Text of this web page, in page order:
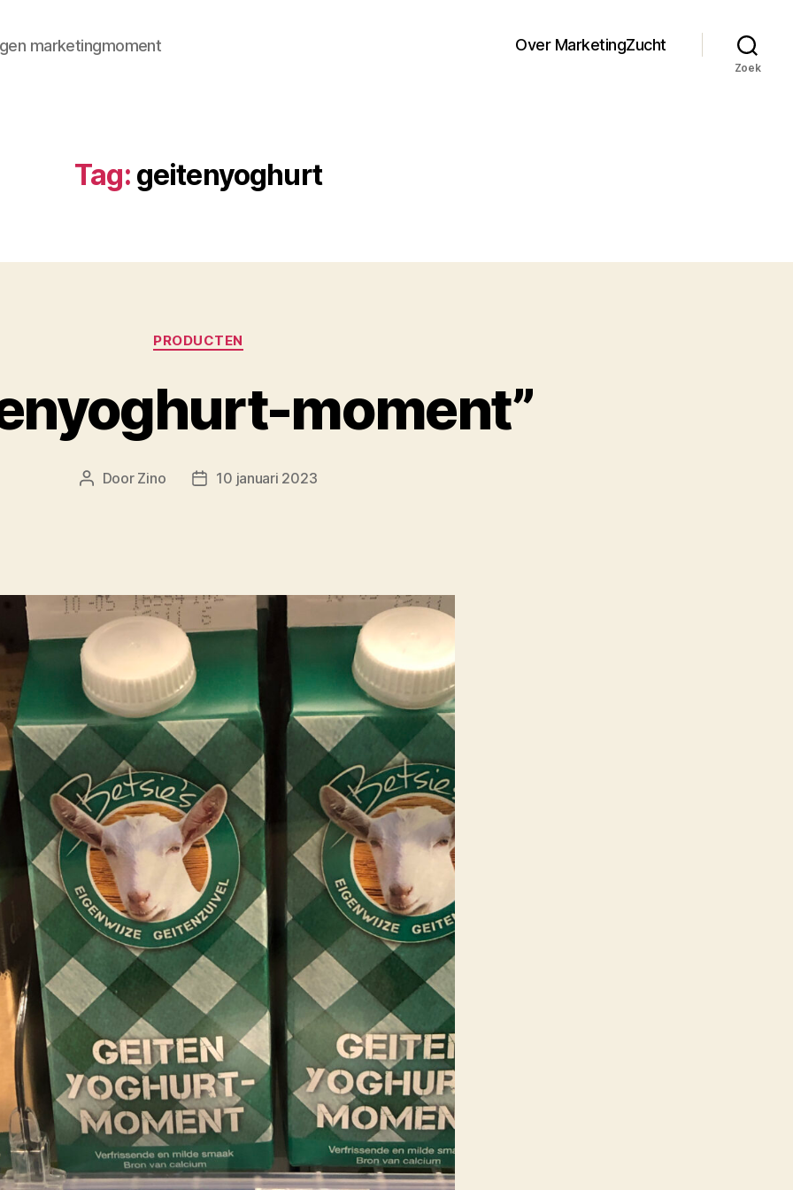
marketingmoment Over MarketingZucht
Zoek
Tag: geitenyoghurt
Categorieën
PRODUCTEN
moment”
Berichtauteur
Door Zino Berichtdatum
10 januari 2023